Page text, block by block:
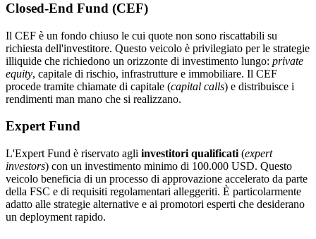
Closed-End Fund (CEF)
Il CEF è un fondo chiuso le cui quote non sono riscattabili su
richiesta dell'investitore. Questo veicolo è privilegiato per le strategie
illiquide che richiedono un orizzonte di investimento lungo: private
equity, capitale di rischio, infrastrutture e immobiliare. Il CEF
procede tramite chiamate di capitale (capital calls) e distribuisce i
rendimenti man mano che si realizzano.
Expert Fund
L'Expert Fund è riservato agli investitori qualificati (expert
investors) con un investimento minimo di 100.000 USD. Questo
veicolo beneficia di un processo di approvazione accelerato da parte
della FSC e di requisiti regolamentari alleggeriti. È particolarmente
adatto alle strategie alternative e ai promotori esperti che desiderano
un deployment rapido.